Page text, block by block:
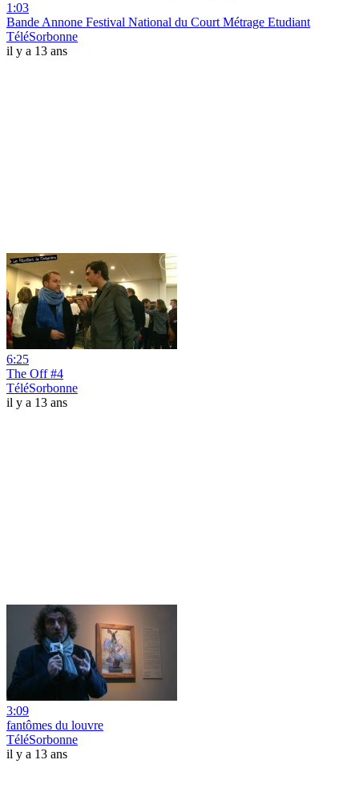
1:03
Bande Annone Festival National du Court Métrage Etudiant
TéléSorbonne
il y a 13 ans
6:25
The Off #4
TéléSorbonne
il y a 13 ans
3:09
fantômes du louvre
TéléSorbonne
il y a 13 ans